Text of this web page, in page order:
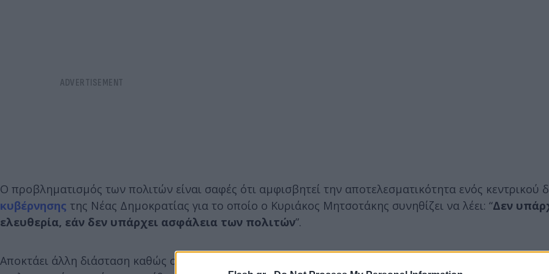
Ο προβληματισμός των πολιτών είναι σαφές ότι αμφισβητεί την αποτελεσματικότητα ενός κεντρικού
κυβέρνησης της Νέας Δημοκρατίας για το οποίο ο Κυριάκος Μητσοτάκης συνηθίζει να λέει: “Δεν
ελευθερία, εάν δεν υπάρχει ασφάλεια των πολιτών”.
Αποκτάει άλλη διάσταση καθώς σε αυτήν την έρευνα δεν έχουν συμπεριληφθεί τα νωπά κρούσματα